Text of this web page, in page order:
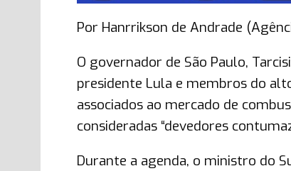
Por Hanrrikson de Andrade
O governador de São Paulo,
presidente Lula e membros do
associados ao mercado de
consideradas “devedores
Durante a agenda, o ministro do